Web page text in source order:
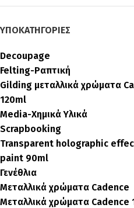
ΥΠΟΚΑΤΗΓΟΡΊΕΣ
Decoupage
Felting-Ραπτική
Gilding μεταλλικά χρώματα
120ml
Media-Χημικά Υλικά
Scrapbooking
Transparent holographic
paint 90ml
Γενέθλια
Μεταλλικά χρώματα Cadence
Μεταλλικά χρώματα Cadence